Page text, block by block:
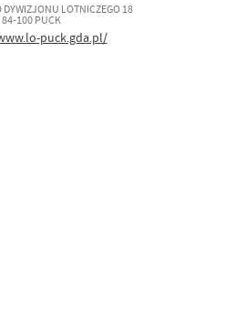
DYWIZJONU LOTNICZEGO 18
84-100 PUCK
puck.gda.pl/